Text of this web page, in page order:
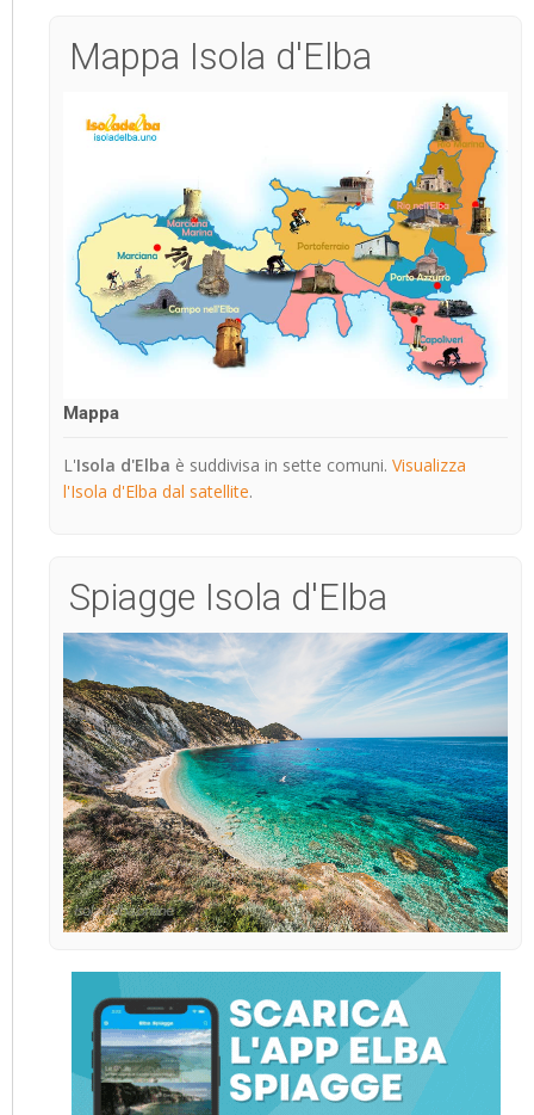
Mappa Isola d'Elba
Mappa
L'Isola d'Elba è suddivisa in sette comuni. Visualizza
l'Isola d'Elba dal satellite.
Spiagge Isola d'Elba